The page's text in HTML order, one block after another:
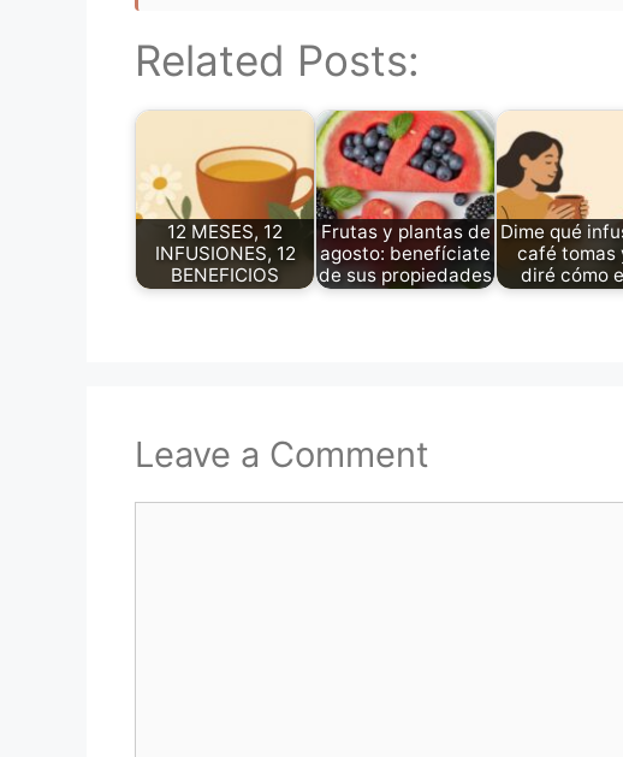
Related Posts:
12 MESES, 12
INFUSIONES, 12
BENEFICIOS
Frutas y plantas de
agosto: benefíciate
de sus propiedades
Dime qué
café tomas
diré cómo
Leave a Comment